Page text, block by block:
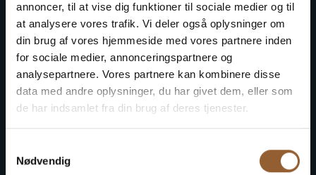
annoncer, til at vise dig funktioner til sociale medier og til
at analysere vores trafik. Vi deler også oplysninger om
din brug af vores hjemmeside med vores partnere inden
for sociale medier, annonceringspartnere og
analysepartnere. Vores partnere kan kombinere disse
data med andre oplysninger, du har givet dem, eller som
de har indsamlet fra din brug af deres tjenester.
Nødvendig
Sparen Sie Geld - kaufen Sie
eine Treuekarte
Platin